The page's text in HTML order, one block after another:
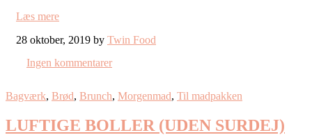
Læs mere
28 oktober, 2019 by Twin Food
Ingen kommentarer
Bagværk, Brød, Brunch, Morgenmad, Til madpakken
LUFTIGE BOLLER (UDEN SURDEJ)